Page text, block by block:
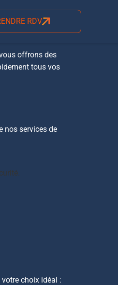
RDV
offrons des
tous vos
nos services de
choix idéal :